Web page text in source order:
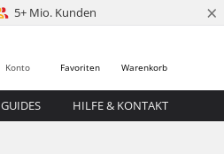
5+ Mio. Kunden ×
Warenkorb
Favoriten
Konto
GUIDES HILFE & KONTAKT